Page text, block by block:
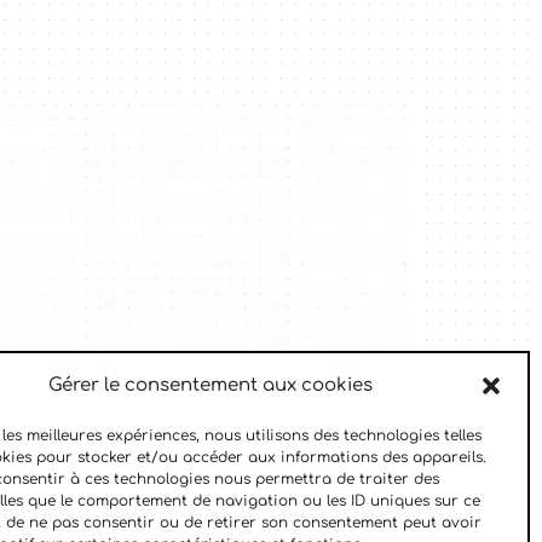
Gérer le consentement aux cookies
meilleures expériences, nous utilisons des technologies telles
pour stocker et/ou accéder aux informations des appareils.
à ces technologies nous permettra de traiter des
que le comportement de navigation ou les ID uniques sur ce
de ne pas consentir ou de retirer son consentement peut avoir